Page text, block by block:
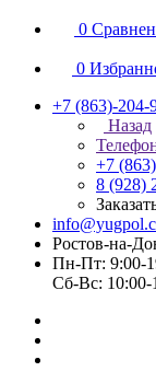
0
0
+7 (863)-204-
Назад
+7
8 (928)
Ростов-на-
Пн-Пт: 9:00-
Cб-Вс: 10:00-